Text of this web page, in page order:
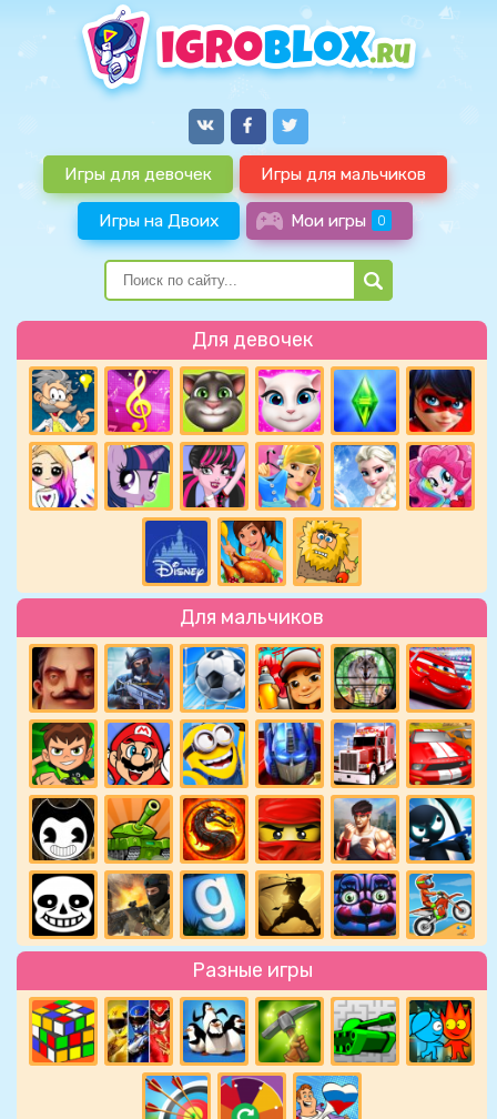
Игры для девочек Игры для мальчиков
Игры на Двоих Мои игры 0
Для девочек
Для мальчиков
Разные игры